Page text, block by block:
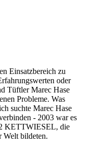
Einsatzbereich zu
oder
Tüftler Marec Hase
Probleme. Was
suchte Marec Hase
- 2003 war es
KETTWIESEL, die
Welt bildeten.